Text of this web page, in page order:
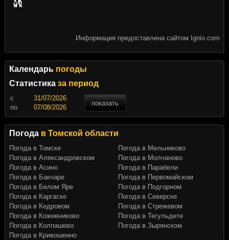
Информация предоставлена сайтом Ignio.com
Календарь погоды
Статистика за период
c
показать
по
Погода в Томской области
Погода в Томске
Погода в Александровском
Погода в Асино
Погода в Бакчаре
Погода в Белом Яре
Погода в Каргаске
Погода в Кедровом
Погода в Кожевниково
Погода в Колпашево
Погода в Кривошеино
Погода в Мельниково
Погода в Молчаново
Погода в Парабели
Погода в Первомайском
Погода в Подгорном
Погода в Северске
Погода в Стрежевом
Погода в Тегульдете
Погода в Зырянском